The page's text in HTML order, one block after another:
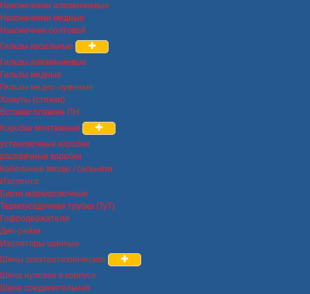
Наконечники алюминиевые
Наконечники медные
Наконечник болтовой
Гильзы кабельные
Гильзы алюминиевые
Гильзы медные
Гильзы медно-луженые
Хомуты (стяжки)
Вставки плавкие ПН
Коробки монтажные
установочные коробки
распаячные коробки
Кабельные вводы / сальники
Изолента
Бирки маркировочные
Термоусадочная трубка (ТуТ)
Гофродержатели
Дин-рейки
Изоляторы шинные
Шины электротехнические
Шина нулевая в корпусе
Шина соединительная